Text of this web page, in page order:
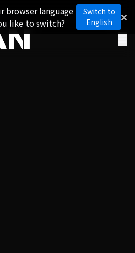
browser language
like to switch?
Switch to
English